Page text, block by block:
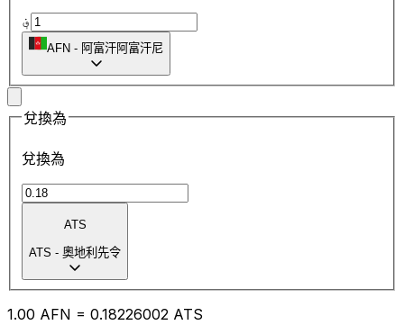
؋
AFN - 阿富汗阿富汗尼
兌換為
兌換為
ATS
ATS - 奧地利先令
1.00 AFN = 0.18226002 ATS